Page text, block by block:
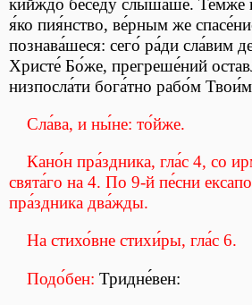
ки́йждо бесе́ду слы́шаше. Те́мже
я́ко пия́нство, ве́рным же
познава́шеся: сего́ ра́ди сла́вим
Христе́ Бо́же, прегреше́ний
низпосла́ти бога́тно рабо́м
Сла́ва, и ны́не: то́йже.
Кано́н пра́здника, гла́с 4, со
свята́го на 4. По 9-й пе́сни
пра́здника два́жды.
На стихо́вне стихи́ры, гла́с 6.
Подо́бен: Тридне́вен: